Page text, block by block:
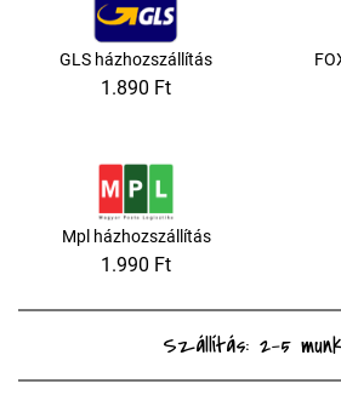
GLS házhozszállítás
1.890 Ft
Mpl házhozszállítás
1.990 Ft
Szállítás: 2-5